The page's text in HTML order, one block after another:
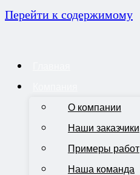
Перейти к содержимому
О компании
Наши заказчики
Примеры работ
Наша команда